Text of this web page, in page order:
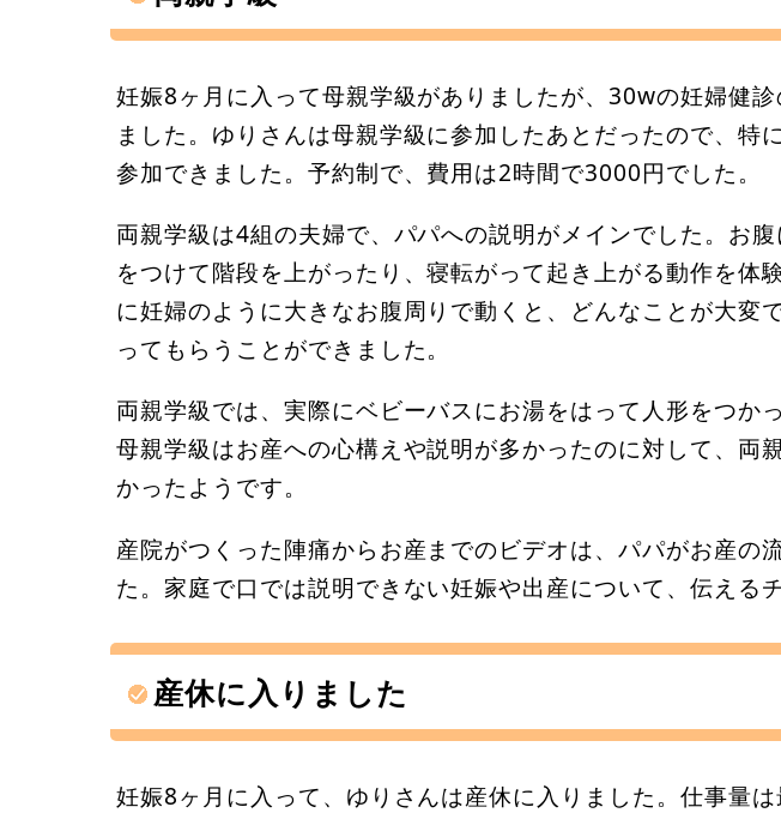
妊娠8ヶ月に入って母親学級がありましたが、30wの妊婦健
ました。ゆりさんは母親学級に参加したあとだったので、特
参加できました。予約制で、費用は2時間で3000円でした。
両親学級は4組の夫婦で、パパへの説明がメインでした。お
をつけて階段を上がったり、寝転がって起き上がる動作を体
に妊婦のように大きなお腹周りで動くと、どんなことが大変
ってもらうことができました。
両親学級では、実際にベビーバスにお湯をはって人形をつか
母親学級はお産への心構えや説明が多かったのに対して、両
かったようです。
産院がつくった陣痛からお産までのビデオは、パパがお産の
た。家庭で口では説明できない妊娠や出産について、伝える
産休に入りました
妊娠8ヶ月に入って、ゆりさんは産休に入りました。仕事量